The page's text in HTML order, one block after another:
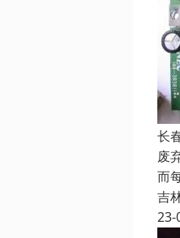
长
废
而
吉
23-